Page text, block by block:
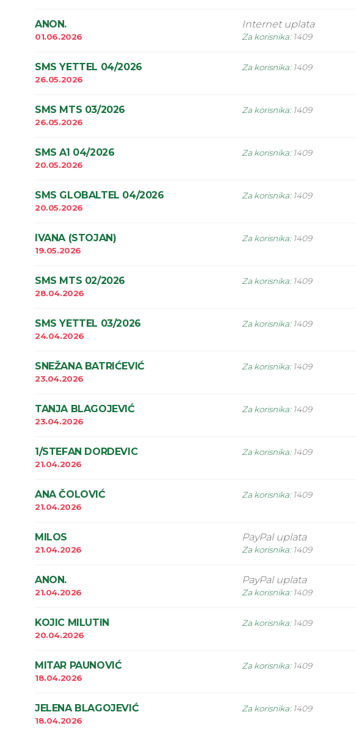
ANON.
01.06.2026
Internet uplata
Za korisnika: 1409
SMS YETTEL 04/2026
26.05.2026
Za korisnika: 1409
SMS MTS 03/2026
26.05.2026
Za korisnika: 1409
SMS A1 04/2026
20.05.2026
Za korisnika: 1409
SMS GLOBALTEL 04/2026
20.05.2026
Za korisnika: 1409
IVANA (STOJAN)
19.05.2026
Za korisnika: 1409
SMS MTS 02/2026
28.04.2026
Za korisnika: 1409
SMS YETTEL 03/2026
24.04.2026
Za korisnika: 1409
SNEŽANA BATRIĆEVIĆ
23.04.2026
Za korisnika: 1409
TANJA BLAGOJEVIĆ
23.04.2026
Za korisnika: 1409
1/STEFAN DORDEVIC
21.04.2026
Za korisnika: 1409
ANA ČOLOVIĆ
21.04.2026
Za korisnika: 1409
MILOS
21.04.2026
PayPal uplata
Za korisnika: 1409
ANON.
21.04.2026
PayPal uplata
Za korisnika: 1409
KOJIC MILUTIN
20.04.2026
Za korisnika: 1409
MITAR PAUNOVIĆ
18.04.2026
Za korisnika: 1409
JELENA BLAGOJEVIĆ
18.04.2026
Za korisnika: 1409